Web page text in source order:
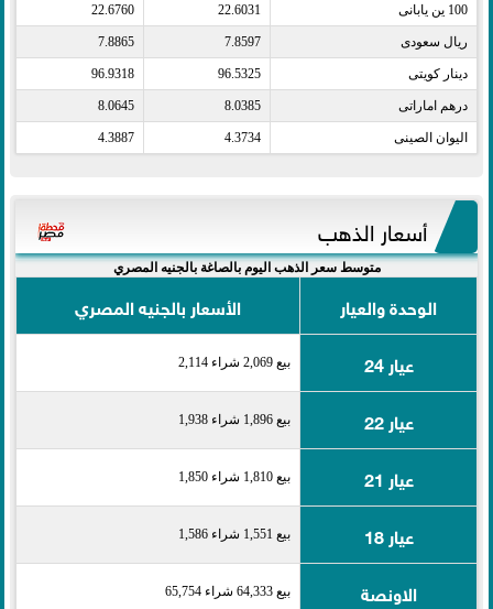
100 ين يابانى​ 22.6031
22.6760
ريال سعودى​ 7.8597
7.8865
دينار كويتى​ 96.5325
96.9318
درهم اماراتى​ 8.0385
8.0645
اليوان الصينى​ 4.3734
4.3887
أسعار الذهب
متوسط سعر الذهب اليوم بالصاغة بالجنيه المصري
الوحدة والعيار
الأسعار بالجنيه المصري
عيار 24
بيع 2,069 شراء 2,114
عيار 22 بيع 1,896 شراء 1,938
عيار 21 بيع 1,810 شراء 1,850
عيار 18 بيع 1,551 شراء 1,586
الاونصة بيع 64,333 شراء 65,754